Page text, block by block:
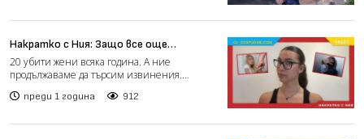
Накратко с Ния: Защо все още
оправдаваме агресията? (видео)
20 убити жени всяка година. А ние
продължаваме да търсим извинения.
преди 1 година 912